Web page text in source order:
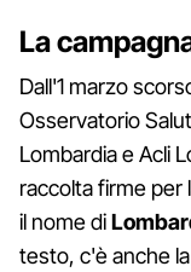
La
Dall'1 marzo
Osservatorio
Lombardia e Acli
raccolta firme per
il nome di
testo, c'è anche